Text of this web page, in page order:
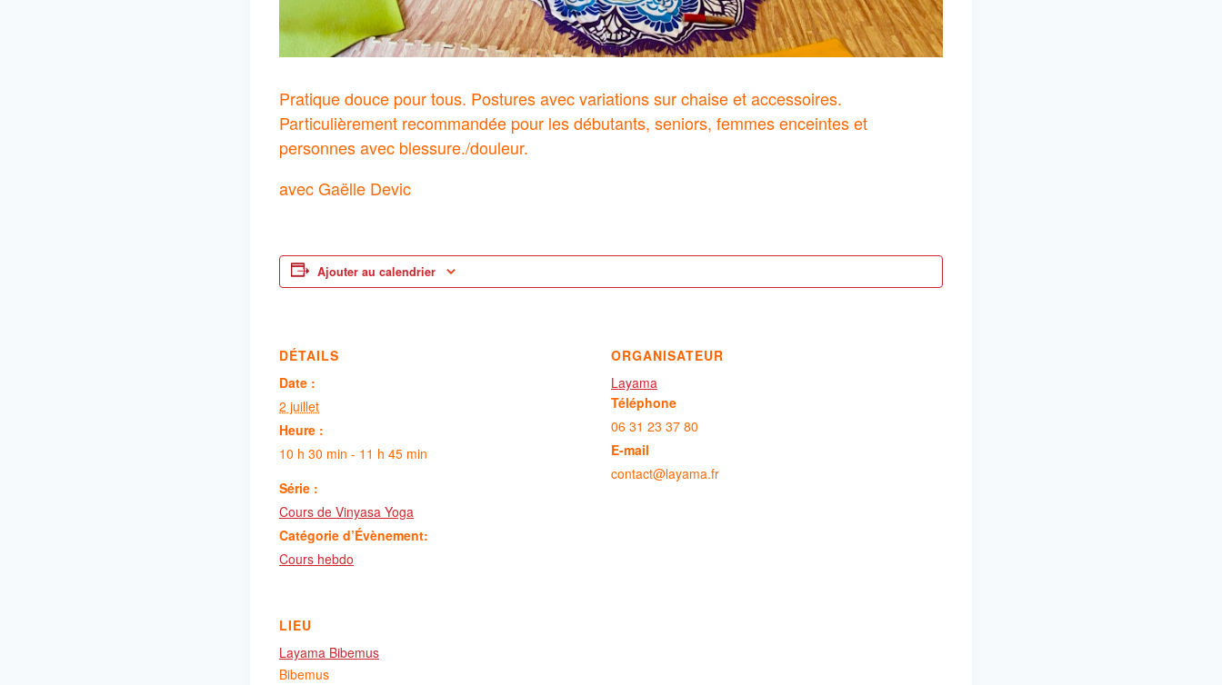
Pratique douce pour tous. Postures avec variations sur chaise et accessoires.
Particulièrement recommandée pour les débutants, seniors, femmes enceintes et
personnes avec blessure./douleur.
avec Gaëlle Devic
Ajouter au calendrier
DÉTAILS
Date :
2 juillet
Heure :
10 h 30 min - 11 h 45 min
Série :
Cours de Vinyasa Yoga
Catégorie d’Évènement:
Cours hebdo
ORGANISATEUR
Layama
Téléphone
06 31 23 37 80
E-mail
contact@layama.fr
LIEU
Layama Bibemus
Bibemus